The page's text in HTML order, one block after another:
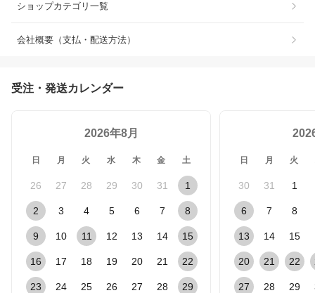
ショップカテゴリ一覧
会社概要（支払・配送方法）
受注・発送カレンダー
2026年8月
日 月 火 水 木 金 土
26 27 28 29 30 31 1
2 3 4 5 6 7 8
9 10 11 12 13 14 15
16 17 18 19 20 21 22
23 24 25 26 27 28 29
日 月 火
30 31 1
6 7 8
13 14 15
20 21 22
27 28 29